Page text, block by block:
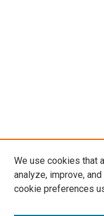
We use cookies that
analyze, improve,
cookie preferences